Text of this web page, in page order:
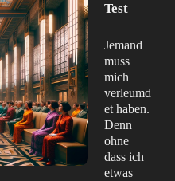
Test
Jemand
muss
mich
verleumd
et haben.
Denn
ohne
dass ich
etwas